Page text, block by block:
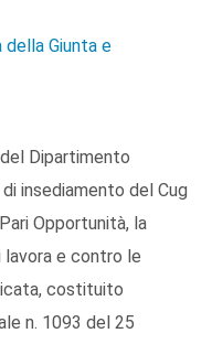
della Giunta e
Dipartimento
insediamento del Cug
Opportunità, la
lavora e contro le
costituito
n. 1093 del 25